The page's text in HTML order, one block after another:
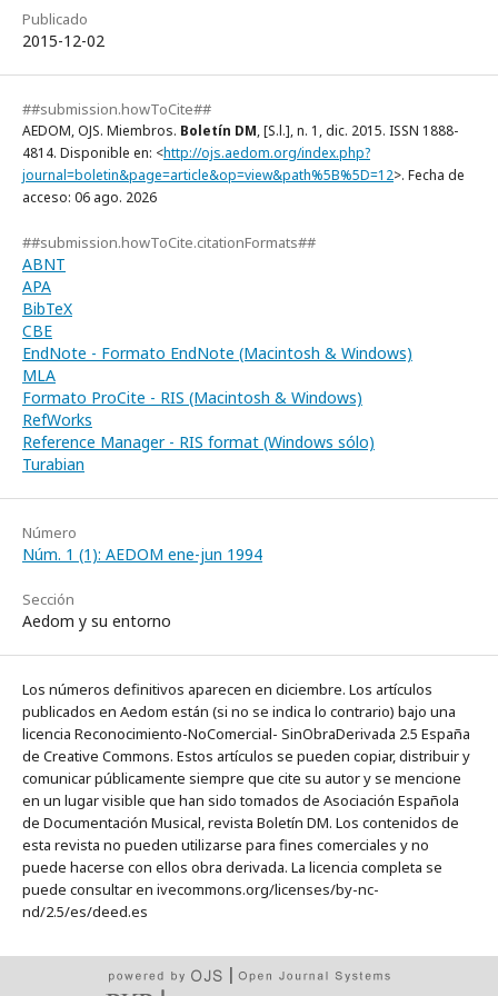
Publicado
2015-12-02
##submission.howToCite##
AEDOM, OJS. Miembros. Boletín DM, [S.l.], n. 1, dic. 2015. ISSN 1888-
4814. Disponible en: <http://ojs.aedom.org/index.php?
journal=boletin&page=article&op=view&path%5B%5D=12>. Fecha de
acceso: 06 ago. 2026
##submission.howToCite.citationFormats##
ABNT
APA
BibTeX
CBE
EndNote - Formato EndNote (Macintosh & Windows)
MLA
Formato ProCite - RIS (Macintosh & Windows)
RefWorks
Reference Manager - RIS format (Windows sólo)
Turabian
Número
Núm. 1 (1): AEDOM ene-jun 1994
Sección
Aedom y su entorno
Los números definitivos aparecen en diciembre. Los artículos
publicados en Aedom están (si no se indica lo contrario) bajo una
licencia Reconocimiento-NoComercial- SinObraDerivada 2.5 España
de Creative Commons. Estos artículos se pueden copiar, distribuir y
comunicar públicamente siempre que cite su autor y se mencione
en un lugar visible que han sido tomados de Asociación Española
de Documentación Musical, revista Boletín DM. Los contenidos de
esta revista no pueden utilizarse para fines comerciales y no
puede hacerse con ellos obra derivada. La licencia completa se
puede consultar en ivecommons.org/licenses/by-nc-
nd/2.5/es/deed.es